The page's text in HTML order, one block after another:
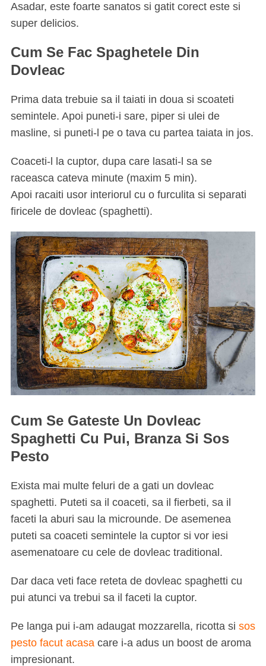
Asadar, este foarte sanatos si gatit corect este si
super delicios.
Cum Se Fac Spaghetele Din
Dovleac
Prima data trebuie sa il taiati in doua si scoateti
semintele. Apoi puneti-i sare, piper si ulei de
masline, si puneti-l pe o tava cu partea taiata in jos.
Coaceti-l la cuptor, dupa care lasati-l sa se
raceasca cateva minute (maxim 5 min).
Apoi racaiti usor interiorul cu o furculita si separati
firicele de dovleac (spaghetti).
Cum Se Gateste Un Dovleac
Spaghetti Cu Pui, Branza Si Sos
Pesto
Exista mai multe feluri de a gati un dovleac
spaghetti. Puteti sa il coaceti, sa il fierbeti, sa il
faceti la aburi sau la microunde. De asemenea
puteti sa coaceti semintele la cuptor si vor iesi
asemenatoare cu cele de dovleac traditional.
Dar daca veti face reteta de dovleac spaghetti cu
pui atunci va trebui sa il faceti la cuptor.
Pe langa pui i-am adaugat mozzarella, ricotta si sos
pesto facut acasacare i-a adus un boost de aroma
impresionant.